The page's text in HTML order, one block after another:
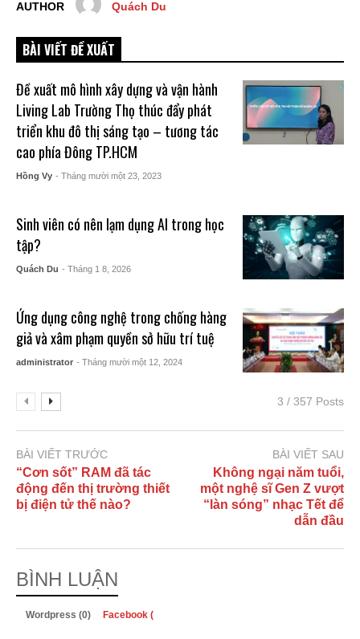
AUTHOR Quách Du
BÀI VIẾT ĐỀ XUẤT
Đề xuất mô hình xây dựng và vận hành
Living Lab Trường Thọ thúc đẩy phát
triển khu đô thị sáng tạo – tương tác
cao phía Đông TP.HCM
Hồng Vy - Tháng mười một 23, 2023
Sinh viên có nên lạm dụng AI trong học
tập?
Quách Du - Tháng 1 8, 2026
Ứng dụng công nghệ trong chống hàng
giả và xâm phạm quyền sở hữu trí tuệ
administrator - Tháng mười một 12, 2024
3 / 357 Posts
BÀI VIẾT TRƯỚC
“Cơn sốt” RAM đã tác
động đến thị trường thiết
bị điện tử thế nào?
BÀI VIẾT SAU
Không ngại năm tuổi,
một nghệ sĩ Gen Z vượt
“làn sóng” nhạc Tết để
dẫn đầu
BÌNH LUẬN
Wordpress (0) Facebook (